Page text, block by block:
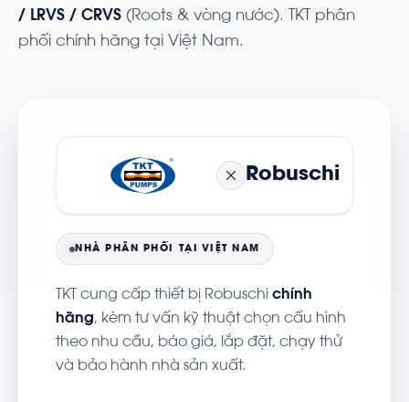
/ LRVS / CRVS (Roots & vòng nước). TKT phân
phối chính hãng tại Việt Nam.
Robuschi
NHÀ PHÂN PHỐI TẠI VIỆT NAM
TKT cung cấp thiết bị Robuschi chính
hãng, kèm tư vấn kỹ thuật chọn cấu hình
theo nhu cầu, báo giá, lắp đặt, chạy thử
và bảo hành nhà sản xuất.